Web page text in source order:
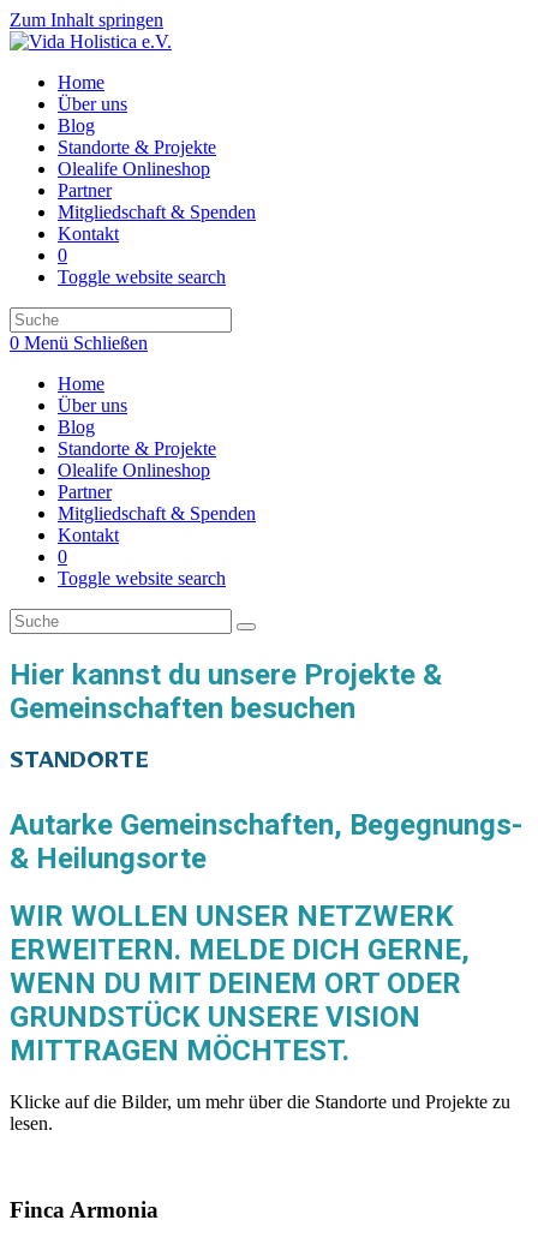
Zum Inhalt springen
Home
Über uns
Blog
Standorte & Projekte
Olealife Onlineshop
Partner
Mitgliedschaft & Spenden
Kontakt
0
Toggle website search
0 Menü Schließen
Home
Über uns
Blog
Standorte & Projekte
Olealife Onlineshop
Partner
Mitgliedschaft & Spenden
Kontakt
0
Toggle website search
Hier kannst du unsere Projekte &
Gemeinschaften besuchen
STANDORTE
Autarke Gemeinschaften, Begegnungs-
& Heilungsorte
WIR WOLLEN UNSER NETZWERK
ERWEITERN. MELDE DICH GERNE,
WENN DU MIT DEINEM ORT ODER
GRUNDSTÜCK UNSERE VISION
MITTRAGEN MÖCHTEST.
Klicke auf die Bilder, um mehr über die Standorte und Projekte zu
lesen.
Finca Armonia